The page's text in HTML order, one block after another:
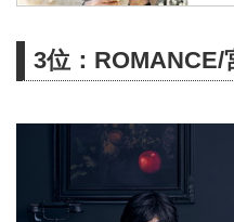
中
聴く
3位：ROMANCE/